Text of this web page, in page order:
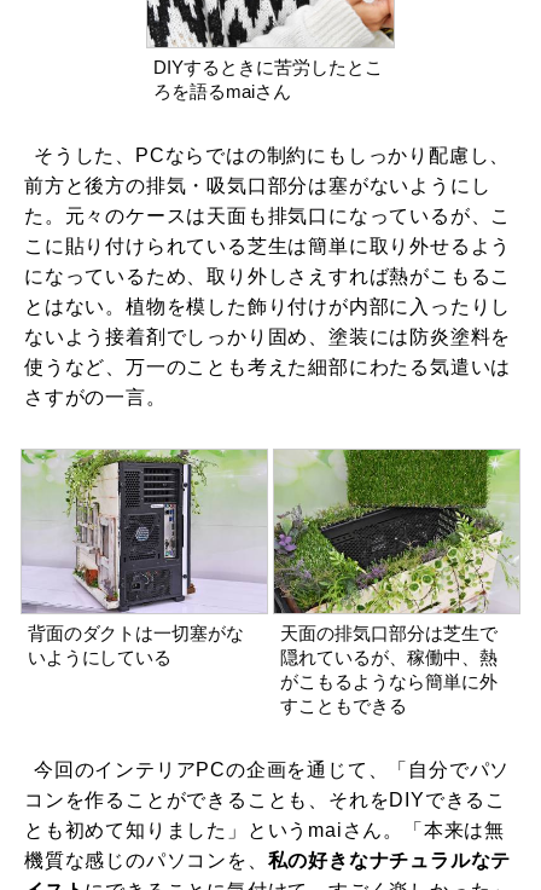
DIYするときに苦労したとこ
ろを語るmaiさん
そうした、PCならではの制約にもしっかり配慮し、
前方と後方の排気・吸気口部分は塞がないようにし
た。元々のケースは天面も排気口になっているが、こ
こに貼り付けられている芝生は簡単に取り外せるよう
になっているため、取り外しさえすれば熱がこもるこ
とはない。植物を模した飾り付けが内部に入ったりし
ないよう接着剤でしっかり固め、塗装には防炎塗料を
使うなど、万一のことも考えた細部にわたる気遣いは
さすがの一言。
背面のダクトは一切塞がな
いようにしている
天面の排気口部分は芝生で
隠れているが、稼働中、熱
がこもるようなら簡単に外
すこともできる
今回のインテリアPCの企画を通じて、「自分でパソ
コンを作ることができることも、それをDIYできるこ
とも初めて知りました」というmaiさん。「本来は無
機質な感じのパソコンを、 私の好きなナチュラルなテ